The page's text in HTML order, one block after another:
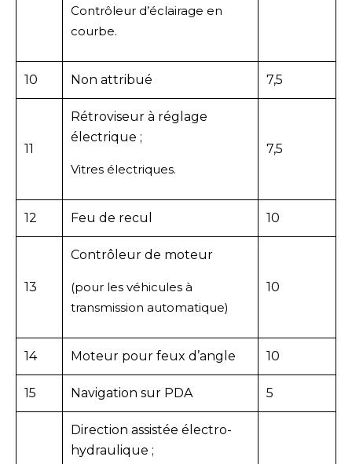
Contrôleur d’éclairage en
courbe.
10 Non attribué 7,5
11
Rétroviseur à réglage
électrique ;
Vitres électriques.
7,5
12 Feu de recul 10
13
Contrôleur de moteur
(pour les véhicules à
transmission automatique)
10
14 Moteur pour feux d’angle 10
15 Navigation sur PDA 5
Direction assistée électro-
hydraulique ;